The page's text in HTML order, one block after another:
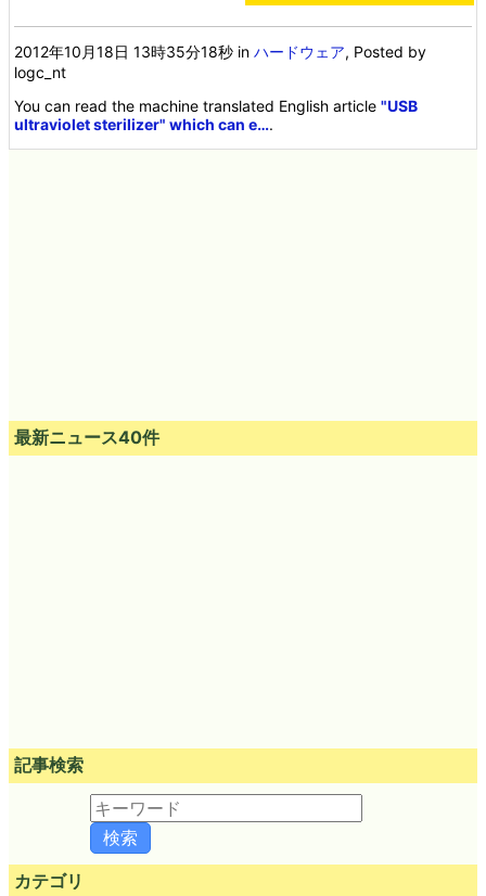
2012年10月18日 13時35分18秒 inハードウェア, Posted by
logc_nt
You can read the machine translated English article"USB
ultraviolet sterilizer" which can e….
最新ニュース40件
記事検索
カテゴリ